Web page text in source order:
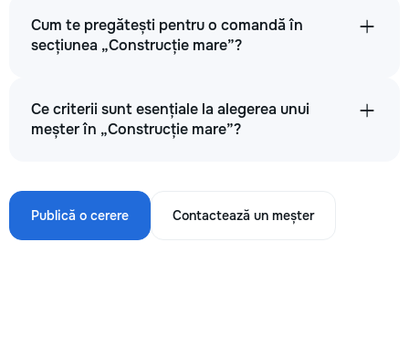
Cum te pregătești pentru o comandă în
secțiunea „Construcție mare”?
Ce criterii sunt esențiale la alegerea unui
meșter în „Construcție mare”?
Publică o cerere Contactează un meșter